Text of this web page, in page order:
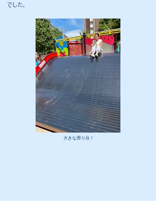
でした。
大きな滑り台！